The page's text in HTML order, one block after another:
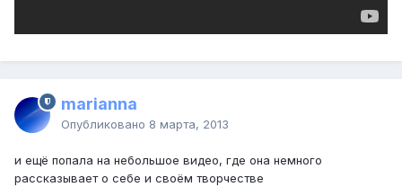
marianna
Опубликовано 8 марта, 2013
и ещё попала на небольшое видео, где она немного
рассказывает о себе и своём творчестве